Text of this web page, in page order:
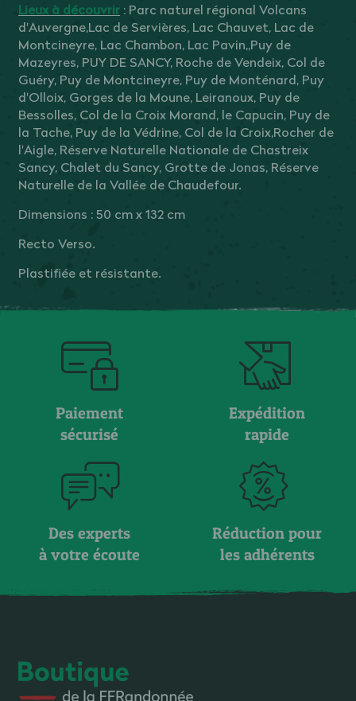
Lieux à découvrir : Parc naturel régional Volcans
d'Auvergne,Lac de Servières, Lac Chauvet, Lac de
Montcineyre, Lac Chambon, Lac Pavin,,Puy de
Mazeyres, PUY DE SANCY, Roche de Vendeix, Col de
Guéry, Puy de Montcineyre, Puy de Monténard, Puy
d'Olloix, Gorges de la Moune, Leiranoux, Puy de
Bessolles, Col de la Croix Morand, le Capucin, Puy de
la Tache, Puy de la Védrine, Col de la Croix,Rocher de
l'Aigle, Réserve Naturelle Nationale de Chastreix
Sancy, Chalet du Sancy, Grotte de Jonas, Réserve
Naturelle de la Vallée de Chaudefour.
Dimensions : 50 cm x 132 cm
Recto Verso.
Plastifiée et résistante.
Paiement
sécurisé
Expédition
rapide
Des experts
à votre écoute
Réduction pour
les adhérents